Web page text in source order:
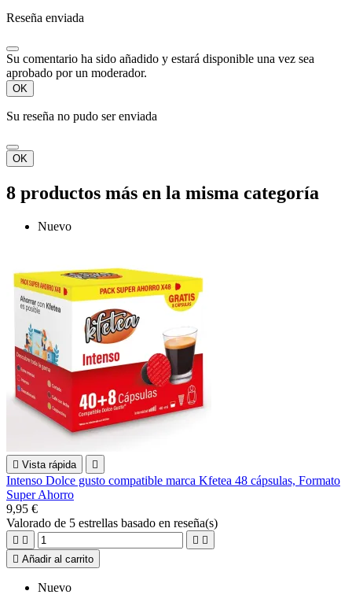
Reseña enviada
Su comentario ha sido añadido y estará disponible una vez sea
aprobado por un moderador.
OK
Su reseña no pudo ser enviada
OK
8 productos más en la misma categoría
Nuevo
 Vista rápida 
Intenso Dolce gusto compatible marca Kfetea 48 cápsulas, Formato
Super Ahorro
9,95 €
Valorado de 5 estrellas basado en reseña(s)
   
 Añadir al carrito
Nuevo